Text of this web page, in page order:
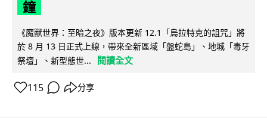
鐘
《魔獸世界：至暗之夜》版本更新 12.1「烏拉特克的詛咒」將
於 8 月 13 日正式上線，帶來全新區域「盤蛇島」、地城「毒牙
祭壇」、新型態世...
閱讀全文
115 分享